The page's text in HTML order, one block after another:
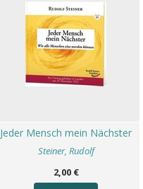
Jeder Mensch mein Nächster
Steiner, Rudolf
2,00 €